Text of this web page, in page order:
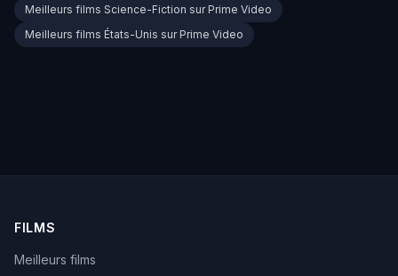
Meilleurs films Science-Fiction sur Prime Video
Meilleurs films États-Unis sur Prime Video
FILMS
Meilleurs films